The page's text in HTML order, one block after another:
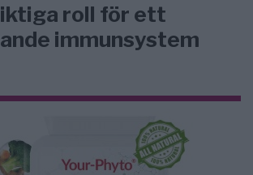
roll för ett
immunsystem